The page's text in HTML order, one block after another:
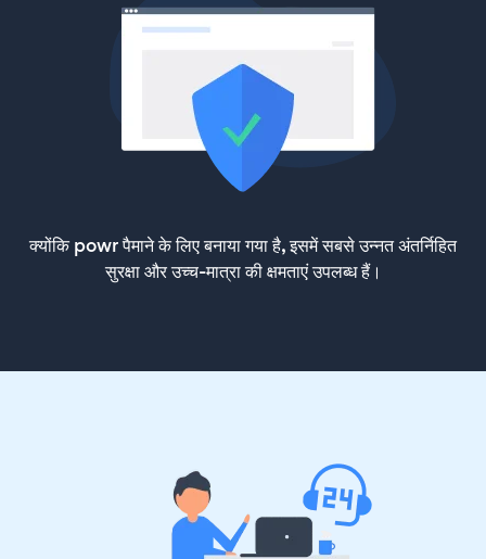
क्योंकि powr पैमाने के लिए बनाया गया है, इसमें सबसे उन्नत अंतर्निहित
सुरक्षा और उच्च-मात्रा की क्षमताएं उपलब्ध हैं।